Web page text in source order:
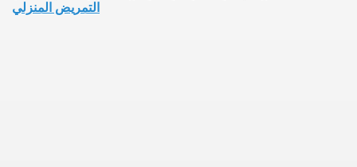
التمريض المنزلي